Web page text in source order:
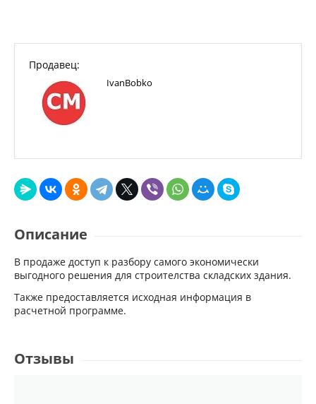
Продавец:
IvanBobko
Описание
В продаже доступ к разбору самого экономически
выгодного решения для строителства складских здания.
Также предоставляется исходная информация в
расчетной программе.
Отзывы